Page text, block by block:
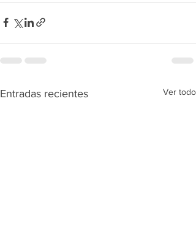
Entradas recientes Ver todo